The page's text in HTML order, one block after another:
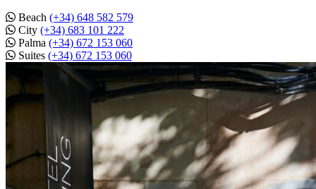
Beach (+34) 648 582 579
City (+34) 683 101 222
Palma (+34) 672 153 060
Suites (+34) 672 153 060